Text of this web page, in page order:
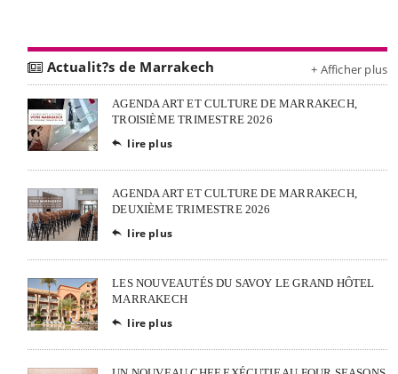
Actualit?s de Marrakech + Afficher plus
AGENDA ART ET CULTURE DE MARRAKECH,
TROISIÈME TRIMESTRE 2026
 lire plus
AGENDA ART ET CULTURE DE MARRAKECH,
DEUXIÈME TRIMESTRE 2026
 lire plus
LES NOUVEAUTÉS DU SAVOY LE GRAND HÔTEL
MARRAKECH
 lire plus